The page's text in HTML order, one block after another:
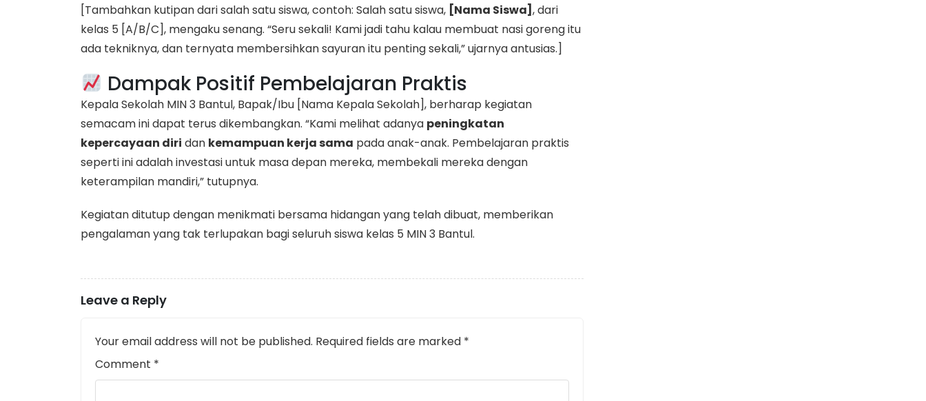
​[Tambahkan kutipan dari salah satu siswa, contoh: Salah satu siswa, [Nama Siswa] , dari
kelas 5 [A/B/C], mengaku senang. “Seru sekali! Kami jadi tahu kalau membuat nasi goreng itu
ada tekniknya, dan ternyata membersihkan sayuran itu penting sekali,” ujarnya antusias.]
Dampak Positif Pembelajaran Praktis
​Kepala Sekolah MIN 3 Bantul, Bapak/Ibu [Nama Kepala Sekolah], berharap kegiatan
semacam ini dapat terus dikembangkan. “Kami melihat adanya peningkatan
kepercayaan diri dan kemampuan kerja sama pada anak-anak. Pembelajaran praktis
seperti ini adalah investasi untuk masa depan mereka, membekali mereka dengan
keterampilan mandiri,” tutupnya.
​Kegiatan ditutup dengan menikmati bersama hidangan yang telah dibuat, memberikan
pengalaman yang tak terlupakan bagi seluruh siswa kelas 5 MIN 3 Bantul.
Leave a Reply
Your email address will not be published. Required fields are marked *
Comment *